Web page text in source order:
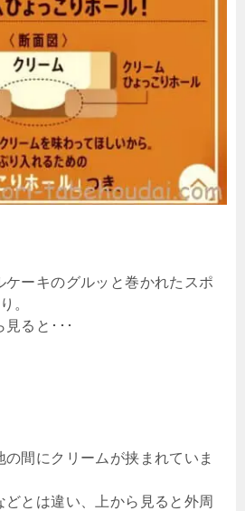
ケーキのグルッと巻かれたスポ
。
ると･･･
間にクリームが挟まれていま
とは違い、上から見ると外周